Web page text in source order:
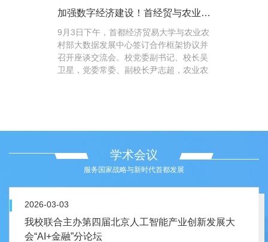
加强数字经济建设！首经贸与农业农
村部大数据发展中心签订合作框架协
议
9月3日下午，首都经济贸易大学与农业农
村部大数据发展中心签订合作框架协议并
召开座谈交流会。校党委副书记、校长吴
卫星，党委常委、副校长尹志超，农业农
学术会议
服务国家战略与新时代首都发展
2026-03-03
我校联合主办第四届北京人工智能产业创新发展大
会“AI+金融”分论坛